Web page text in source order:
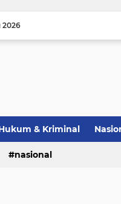
2026
& Kriminal
nasional